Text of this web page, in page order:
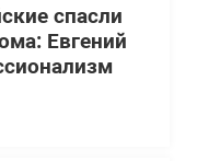
спасли
Евгений